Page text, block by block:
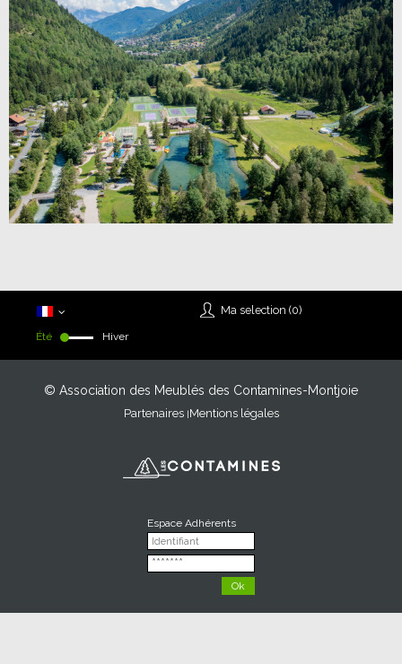
Ma selection (0)
Été Hiver
© Association des Meublés des Contamines-Montjoie
Partenaires Mentions légales
Espace Adhérents